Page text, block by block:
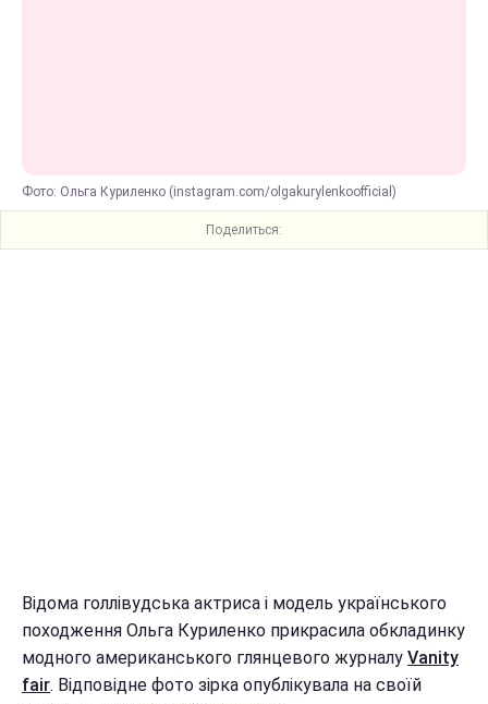
Фото: Ольга Куриленко (instagram.com/olgakurylenkoofficial)
Поделиться:
Відома голлівудська актриса і модель українського
походження Ольга Куриленко прикрасила обкладинку
модного американського глянцевого журналу Vanity
fair. Відповідне фото зірка опублікувала на своїй